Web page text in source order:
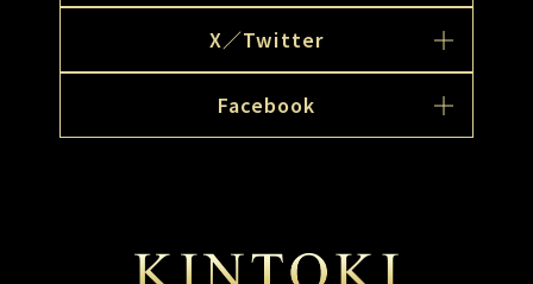
X／Twitter
Facebook